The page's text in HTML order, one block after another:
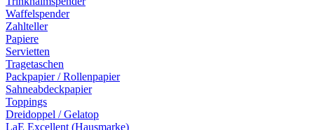
Waffelspender
Zahlteller
Papiere
Servietten
Tragetaschen
Packpapier / Rollenpapier
Sahneabdeckpapier
Toppings
Dreidoppel / Gelatop
LaE Excellent (Hausmarke)